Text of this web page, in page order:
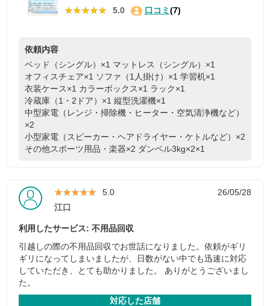
★★★★★
★★★★★ 5.0 口コミ (7)
依頼内容
ベッド（シングル）×1 マットレス（シングル）×1
オフィスチェア×1 ソファ（1人掛け）×1 学習机×1
衣装ケース×1 カラーボックス×1 ラック×1
冷蔵庫（1・2ドア）×1 縦型洗濯機×1
中型家電（レンジ・掃除機・ヒーター・空気清浄機など）
×2
小型家電（スピーカー・ヘアドライヤー・ケトルなど）×2
その他スポーツ用品・楽器×2 ダンベル3kg×2×1
★★★★★
★★★★★ 5.0
26/05/28
江口
利用したサービス: 不用品回収
引越しの際の不用品回収でお世話になりました。依頼がギリ
ギリになってしまいましたが、日数がない中でも迅速に対応
していただき、とても助かりました。 ありがとうございまし
た。
対応した店舗